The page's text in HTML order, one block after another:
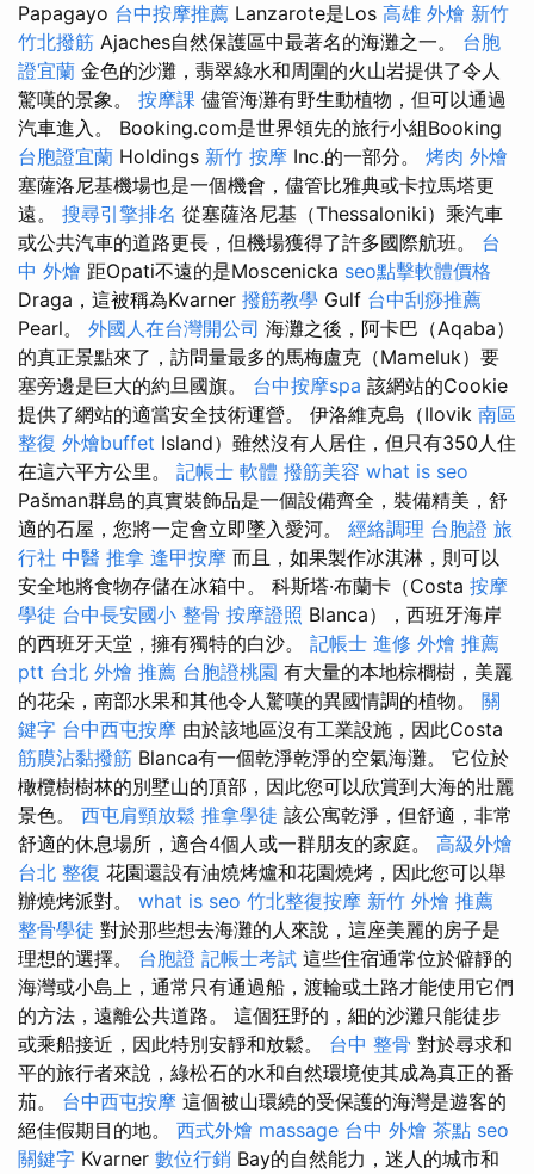
Papagayo 台中按摩推薦 Lanzarote是Los 高雄 外燴 新竹
竹北撥筋 Ajaches自然保護區中最著名的海灘之一。 台胞
證宜蘭 金色的沙灘，翡翠綠水和周圍的火山岩提供了令人
驚嘆的景象。 按摩課 儘管海灘有野生動植物，但可以通過
汽車進入。 Booking.com是世界領先的旅行小組Booking
台胞證宜蘭 Holdings 新竹 按摩 Inc.的一部分。 烤肉 外燴
塞薩洛尼基機場也是一個機會，儘管比雅典或卡拉馬塔更
遠。 搜尋引擎排名 從塞薩洛尼基（Thessaloniki）乘汽車
或公共汽車的道路更長，但機場獲得了許多國際航班。 台
中 外燴 距Opati不遠的是Moscenicka seo點擊軟體價格
Draga，這被稱為Kvarner 撥筋教學 Gulf 台中刮痧推薦
Pearl。 外國人在台灣開公司 海灘之後，阿卡巴（Aqaba）
的真正景點來了，訪問量最多的馬梅盧克（Mameluk）要
塞旁邊是巨大的約旦國旗。 台中按摩spa 該網站的Cookie
提供了網站的適當安全技術運營。 伊洛維克島（Ilovik 南區
整復 外燴buffet Island）雖然沒有人居住，但只有350人住
在這六平方公里。 記帳士 軟體 撥筋美容 what is seo
Pašman群島的真實裝飾品是一個設備齊全，裝備精美，舒
適的石屋，您將一定會立即墜入愛河。 經絡調理 台胞證 旅
行社 中醫 推拿 逢甲按摩 而且，如果製作冰淇淋，則可以
安全地將食物存儲在冰箱中。 科斯塔·布蘭卡（Costa 按摩
學徒 台中長安國小 整骨 按摩證照 Blanca），西班牙海岸
的西班牙天堂，擁有獨特的白沙。 記帳士 進修 外燴 推薦
ptt 台北 外燴 推薦 台胞證桃園 有大量的本地棕櫚樹，美麗
的花朵，南部水果和其他令人驚嘆的異國情調的植物。 關
鍵字 台中西屯按摩 由於該地區沒有工業設施，因此Costa
筋膜沾黏撥筋 Blanca有一個乾淨乾淨的空氣海灘。 它位於
橄欖樹樹林的別墅山的頂部，因此您可以欣賞到大海的壯麗
景色。 西屯肩頸放鬆 推拿學徒 該公寓乾淨，但舒適，非常
舒適的休息場所，適合4個人或一群朋友的家庭。 高級外燴
台北 整復 花園還設有油燒烤爐和花園燒烤，因此您可以舉
辦燒烤派對。 what is seo 竹北整復按摩 新竹 外燴 推薦
整骨學徒 對於那些想去海灘的人來說，這座美麗的房子是
理想的選擇。 台胞證 記帳士考試 這些住宿通常位於僻靜的
海灣或小島上，通常只有通過船，渡輪或土路才能使用它們
的方法，遠離公共道路。 這個狂野的，細的沙灘只能徒步
或乘船接近，因此特別安靜和放鬆。 台中 整骨 對於尋求和
平的旅行者來說，綠松石的水和自然環境使其成為真正的番
茄。 台中西屯按摩 這個被山環繞的受保護的海灣是遊客的
絕佳假期目的地。 西式外燴 massage 台中 外燴 茶點 seo
關鍵字 Kvarner 數位行銷 Bay的自然能力，迷人的城市和